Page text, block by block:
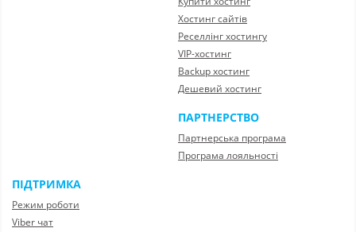
Хостинг сайтів
Реселлінг хостингу
VIP-хостинг
Backup хостинг
Дешевий хостинг
ПАРТНЕРСТВО
Партнерська програма
Програма лояльності
ПІДТРИМКА
Режим роботи
Viber чат